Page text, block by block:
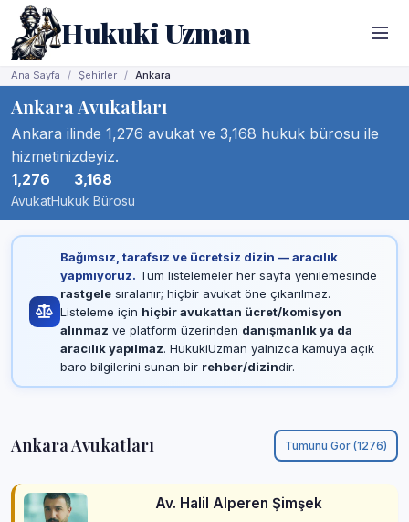
Hukuki Uzman
Ana Sayfa Şehirler Ankara
Ankara Avukatları
Ankara ilinde 1,276 avukat ve 3,168 hukuk bürosu ile
hizmetinizdeyiz.
1,276
Avukat
3,168
Hukuk Bürosu
Bağımsız, tarafsız ve ücretsiz dizin — aracılık
yapmıyoruz. Tüm listelemeler her sayfa yenilemesinde
rastgelesıralanır; hiçbir avukat öne çıkarılmaz.
Listeleme için hiçbir avukattan ücret/komisyon
alınmaz ve platform üzerinden danışmanlık ya da
aracılık yapılmaz. HukukiUzman yalnızca kamuya açık
baro bilgilerini sunan bir rehber/dizindir.
Ankara Avukatları Tümünü Gör (1276)
Av. Halil Alperen Şimşek